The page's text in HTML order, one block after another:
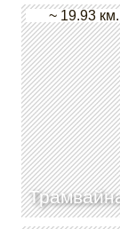
~ 19.93 км.